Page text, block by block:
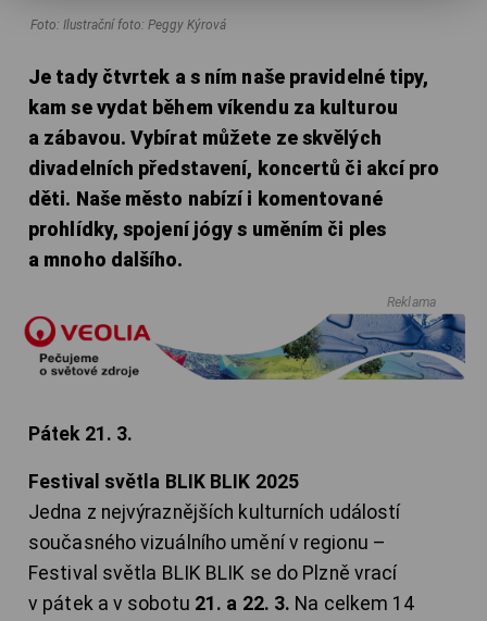
Foto: Ilustrační foto: Peggy Kýrová
Je tady čtvrtek a s ním naše pravidelné tipy,
kam se vydat během víkendu za kulturou
a zábavou. Vybírat můžete ze skvělých
divadelních představení, koncertů či akcí pro
děti. Naše město nabízí i komentované
prohlídky, spojení jógy s uměním či ples
a mnoho dalšího.
Reklama
Pátek 21. 3.
Festival světla BLIK BLIK 2025
Jedna z nejvýraznějších kulturních událostí
současného vizuálního umění v regionu –
Festival světla BLIK BLIK se do Plzně vrací
v pátek a v sobotu 21. a 22. 3. Na celkem 14